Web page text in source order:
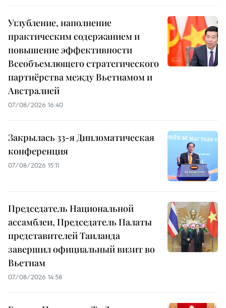
Углубление, наполнение
практическим содержанием и
повышение эффективности
Всеобъемлющего стратегического
партнёрства между Вьетнамом и
Австралией
07/08/2026 16:40
Закрылась 33-я Дипломатическая
конференция
07/08/2026 15:11
Председатель Национальной
ассамблеи, Председатель Палаты
представителей Таиланда
завершил официальный визит во
Вьетнам
07/08/2026 14:58